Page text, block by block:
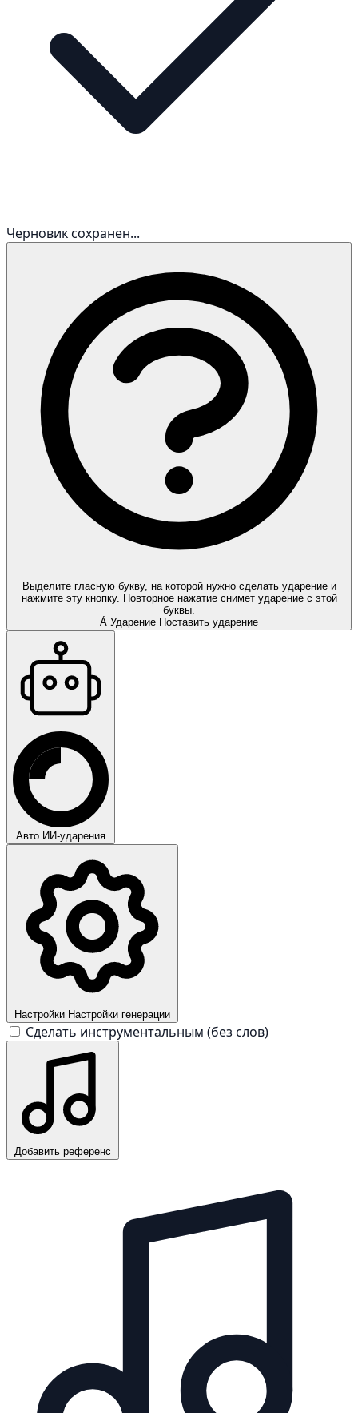
Черновик сохранен...
Выделите гласную букву, на которой нужно сделать ударение и
нажмите эту кнопку. Повторное нажатие снимет ударение с этой
буквы.
А́ Ударение Поставить ударение
Авто ИИ-ударения
Настройки Настройки генерации
Сделать инструментальным (без слов)
Добавить референс